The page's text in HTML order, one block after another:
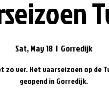
Sat, May 18
  |
Gorredijk
zo ver. Het vaarseizoen op
geopend in Gorredijk.